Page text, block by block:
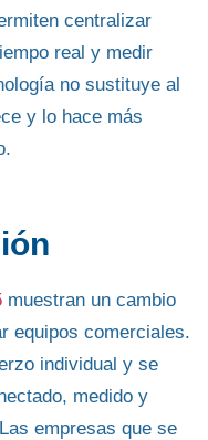
centralizar
real y medir
no sustituye al
y lo hace más
muestran un cambio
equipos comerciales.
individual y se
medido y
empresas que se